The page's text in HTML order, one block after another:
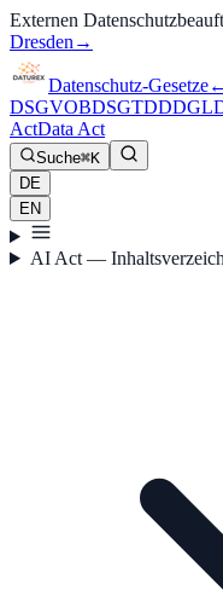
Externen
Dresden →
Datenschutz-Gesetze←
DSGVOBDSGTDDDG
ActData Act
Suche⌘K
DE
EN
AI Act —